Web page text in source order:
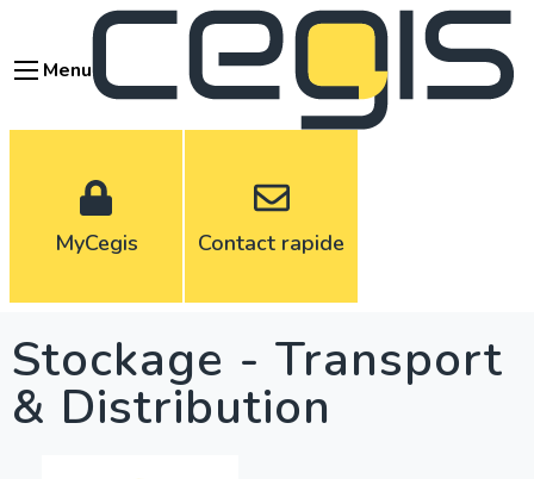
contenuMenu
MyCegis Contact rapide
Stockage - Transport
& Distribution